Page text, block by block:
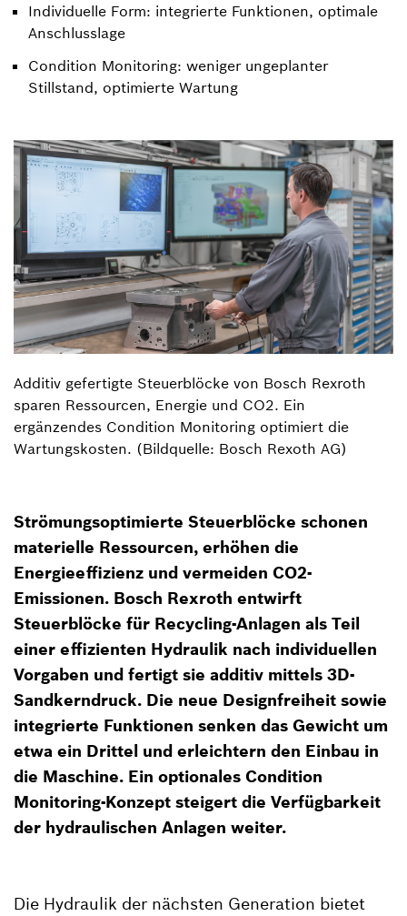
Individuelle Form: integrierte Funktionen, optimale
Anschlusslage
Condition Monitoring: weniger ungeplanter
Stillstand, optimierte Wartung
Additiv gefertigte Steuerblöcke von Bosch Rexroth
sparen Ressourcen, Energie und CO2. Ein
ergänzendes Condition Monitoring optimiert die
Wartungskosten. (Bildquelle: Bosch Rexoth AG)
Strömungsoptimierte Steuerblöcke schonen
materielle Ressourcen, erhöhen die
Energieeffizienz und vermeiden CO2-
Emissionen. Bosch Rexroth entwirft
Steuerblöcke für Recycling-Anlagen als Teil
einer effizienten Hydraulik nach individuellen
Vorgaben und fertigt sie additiv mittels 3D-
Sandkerndruck. Die neue Designfreiheit sowie
integrierte Funktionen senken das Gewicht um
etwa ein Drittel und erleichtern den Einbau in
die Maschine. Ein optionales Condition
Monitoring-Konzept steigert die Verfügbarkeit
der hydraulischen Anlagen weiter.
Die Hydraulik der nächsten Generation bietet